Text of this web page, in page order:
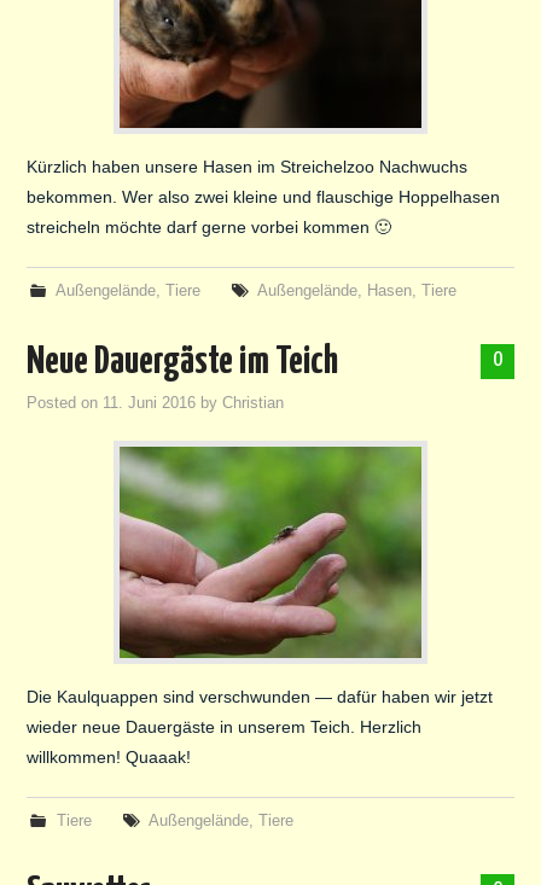
ANREISE/KONTAKT
Kürzlich haben unsere Hasen im Streichelzoo Nachwuchs
bekommen. Wer also zwei kleine und flauschige Hoppelhasen
streicheln möchte darf gerne vorbei kommen 🙂
Außengelände, Tiere Außengelände, Hasen, Tiere
0
Neue Dauergäste im Teich
Posted on 11. Juni 2016 byChristian
Die Kaulquappen sind verschwunden — dafür haben wir jetzt
wieder neue Dauergäste in unserem Teich. Herzlich
willkommen! Quaaak!
Tiere Außengelände, Tiere